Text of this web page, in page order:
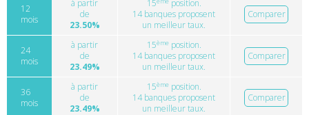
12
mois
à partir
de
23.50%
15
position.
14 banques proposent
un meilleur taux.
Comparer
24
mois
à partir
de
23.49%
15èmeposition.
14 banques proposent
un meilleur taux.
Comparer
36
mois
à partir
de
23.49%
15èmeposition.
14 banques proposent
un meilleur taux.
Comparer